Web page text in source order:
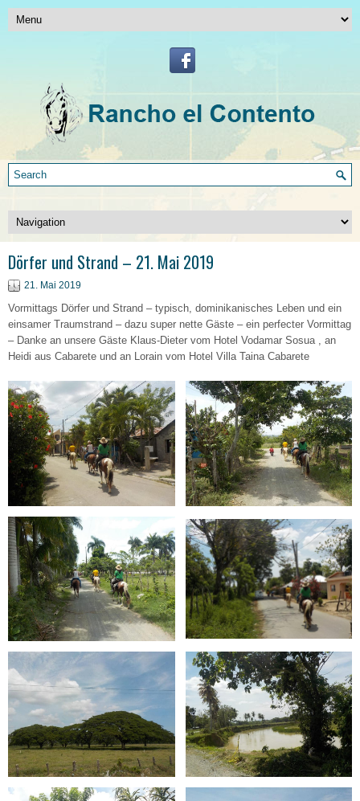
Dörfer und Strand – 21. Mai 2019
21. Mai 2019
Vormittags Dörfer und Strand – typisch, dominikanisches Leben und ein
einsamer Traumstrand – dazu super nette Gäste – ein perfecter Vormittag
– Danke an unsere Gäste Klaus-Dieter vom Hotel Vodamar Sosua , an
Heidi aus Cabarete und an Lorain vom Hotel Villa Taina Cabarete